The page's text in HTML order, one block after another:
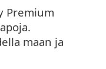
Premium
maan ja